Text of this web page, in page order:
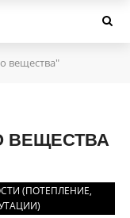
вещества"
ВЕЩЕСТВА
(ПОТЕПЛЕНИЕ,